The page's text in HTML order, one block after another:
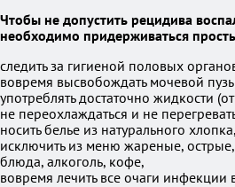
Чтобы не допустить рецидива
необходимо придерживаться
следить за гигиеной половых
вовремя высвобождать мочевой
употреблять достаточно жидкости
не переохлаждаться и не
носить белье из натурального хлопка,
исключить из меню жареные,
блюда, алкоголь, кофе,
вовремя лечить все очаги инфекции